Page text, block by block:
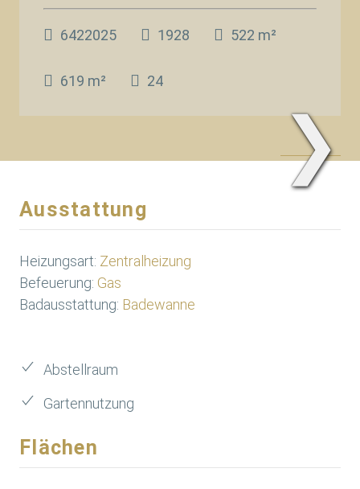
6422025 1928 522 m²
619 m² 24
❯
Ausstattung
Heizungsart: Zentralheizung
Befeuerung: Gas
Badausstattung: Badewanne
Abstellraum
Gartennutzung
Flächen